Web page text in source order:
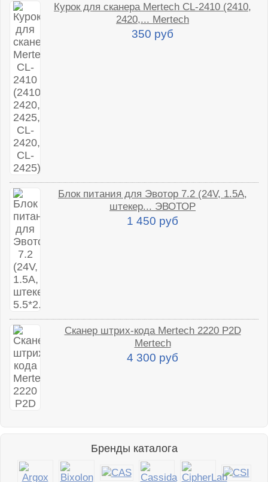
Курок для сканера Mertech CL-2410 (2410,
2420,... Mertech
350 руб
Блок питания для Эвотор 7.2 (24V, 1.5A,
штекер... ЭВОТОР
1 450 руб
Сканер штрих-кода Mertech 2220 P2D
Mertech
4 300 руб
Бренды каталога